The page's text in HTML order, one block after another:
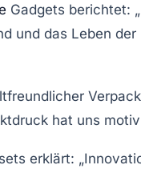
Gadgets berichtet:
und das Leben
hat uns
erklärt: